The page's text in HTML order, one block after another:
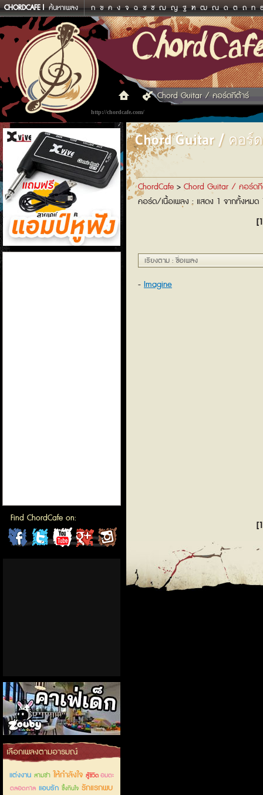
CHORDCAFE ค้นหาเพลง ก ข ค ง จ ฉ ช ซ ฌ ญ ฐ ฑ ฒ ณ ด ต ถ ท
http://chordcafe.com/
Chord Guitar / คอร์ดกีต้าร์
แอมป์หูฟัง
Find ChordCafe on:
ChordCafeChordCafeChordCafeChordCafe
คาเฟ่เด็กลำลูกกา
เลือกเพลงตามอารมณ์
แต่งงาน สามช่า ให้กำลังใจ สู้ชีวิตอมตะ
ตลอดกาล แอบรัก ซึ้งกินใจ รักแรกพบ
Chord Guitar / คอร์
ChordCafe > Chord Guitar / คอร์ด
คอร์ด/เนื้อเพลง : แสดง 1 จากทั้งหมด
เรียงตาม : ชื่อเพลง
Imagine